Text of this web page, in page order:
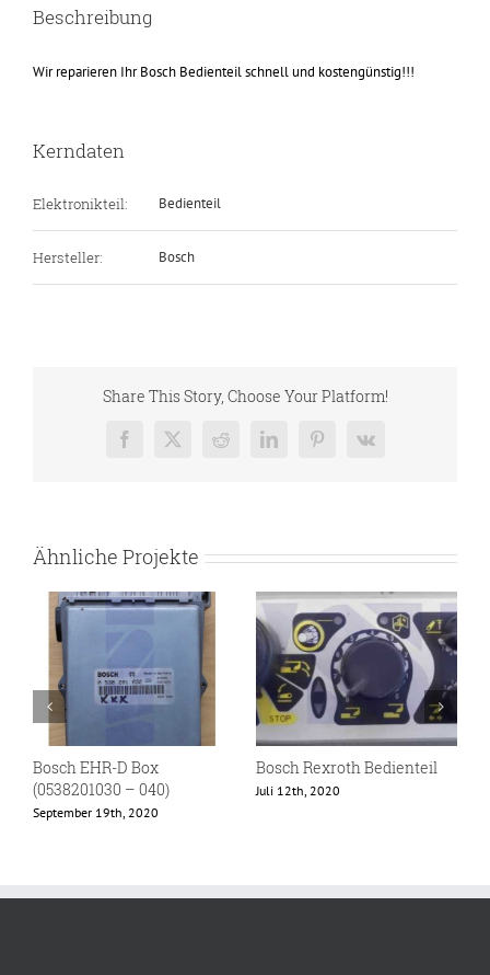
Beschreibung
Wir reparieren Ihr Bosch Bedienteil schnell und kostengünstig!!!
Kerndaten
Elektronikteil: Bedienteil
Hersteller: Bosch
Share This Story, Choose Your Platform!
Facebook
X RedditLinkedInPinterest
Vk
Ähnliche Projekte
Bosch EHR-D Box
(0538201030 – 040)
September 19th, 2020
Bosch Rexroth Bedienteil
Juli 12th, 2020